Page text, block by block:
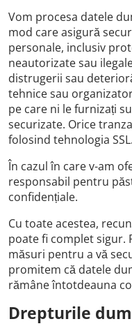
Vom procesa datele
mod care asigură
personale, inclusiv
neautorizate sau
distrugerii sau
tehnice sau
pe care ni le furnizați
securizate. Orice
folosind tehnologia SSL.
În cazul în care v-am
responsabil pentru
confidențiale.
Cu toate acestea,
poate fi complet sigur.
măsuri pentru a vă
promitem că datele
rămâne întotdeauna
Drepturile